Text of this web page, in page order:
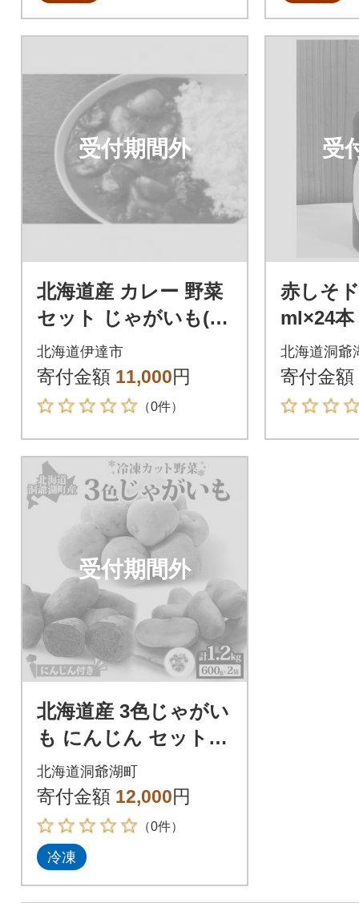
受付期間外
北海道産 カレー 野菜
セット じゃがいも(と
うや・メークイン・
北あかりから2種)玉ね
ぎ 人参
北海道伊達市
寄付金額 11,000円
（0件）
受
赤しそ
ml×24本
北海道洞爺
寄付金額
受付期間外
北海道産 3色じゃがい
も にんじん セット 6
00g×2 計1.2kg 野菜
冷凍 北海道 洞爺湖町
北海道洞爺湖町
寄付金額 12,000円
（0件）
冷凍